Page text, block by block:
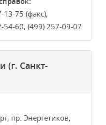
13-75 (факс),
54-60, (499) 257-09-07
(г. Санкт-
пр. Энергетиков,